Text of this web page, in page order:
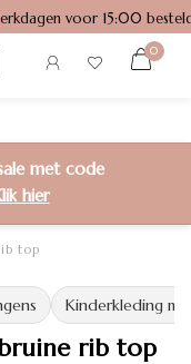
voor 15:00
0
met code
hier
top
Kinderkleding
rib top